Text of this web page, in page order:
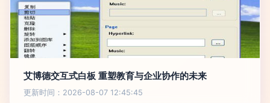
艾博德交互式白板 重塑教育与企业协作的未来
更新时间：2026-08-07 12:45:45